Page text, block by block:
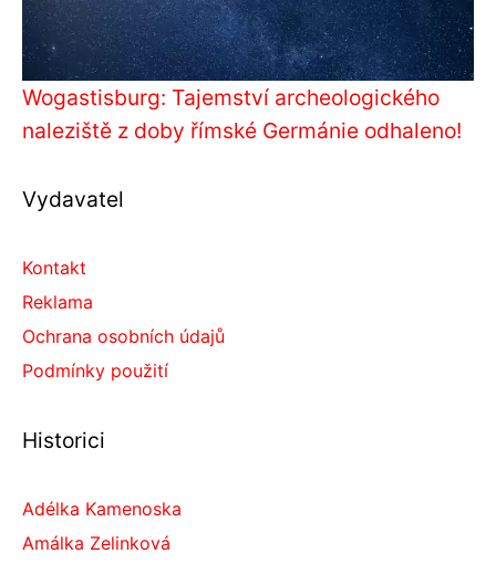
Wogastisburg: Tajemství archeologického
naleziště z doby římské Germánie odhaleno!
Vydavatel
Kontakt
Reklama
Ochrana osobních údajů
Podmínky použití
Historici
Adélka Kamenoska
Amálka Zelinková